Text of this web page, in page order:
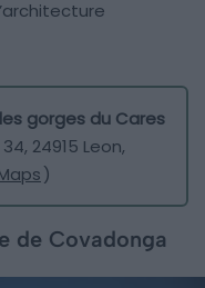
gorges du Cares
24915 Leon,
)
de Covadonga